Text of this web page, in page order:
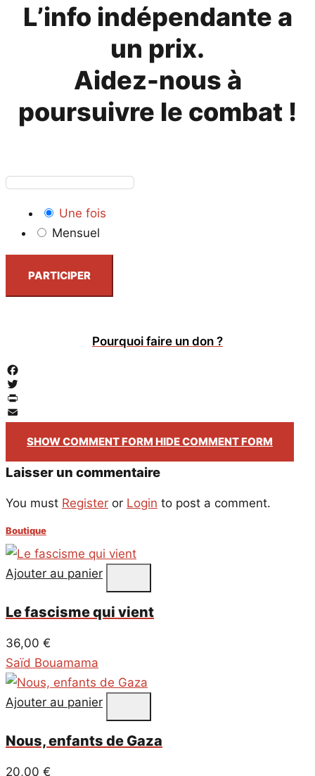
L’info indépendante a
un prix.
Aidez-nous à
poursuivre le combat !
Une fois
Mensuel
PARTICIPER
Pourquoi faire un don ?
Facebook
Twitter
PrintFriendly
Email
SHOW COMMENT FORM HIDE COMMENT FORM
Laisser un commentaire
You must Register or Login to post a comment.
Boutique
Ajouter au panier
Le fascisme qui vient
36,00 €
Saïd Bouamama
Ajouter au panier
Nous, enfants de Gaza
20,00 €